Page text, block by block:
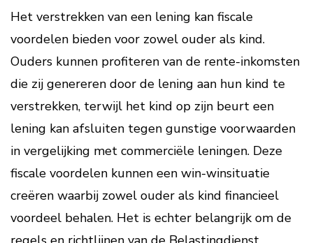
Het verstrekken van een lening kan fiscale
voordelen bieden voor zowel ouder als kind.
Ouders kunnen profiteren van de rente-inkomsten
die zij genereren door de lening aan hun kind te
verstrekken, terwijl het kind op zijn beurt een
lening kan afsluiten tegen gunstige voorwaarden
in vergelijking met commerciële leningen. Deze
fiscale voordelen kunnen een win-winsituatie
creëren waarbij zowel ouder als kind financieel
voordeel behalen. Het is echter belangrijk om de